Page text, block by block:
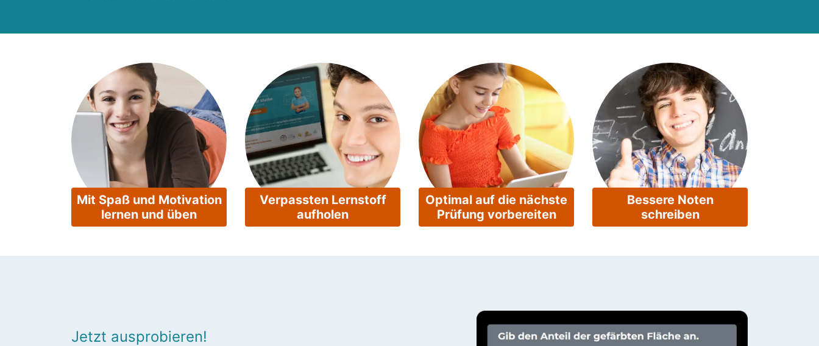
Mit Spaß und Motivation
lernen und üben
Verpassten Lernstoff
aufholen
Optimal auf die nächste
Prüfung vorbereiten
Bessere Noten
schreiben
Jetzt ausprobieren!